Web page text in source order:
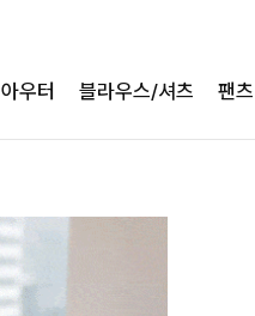
아우터 블라우스/셔츠 팬츠